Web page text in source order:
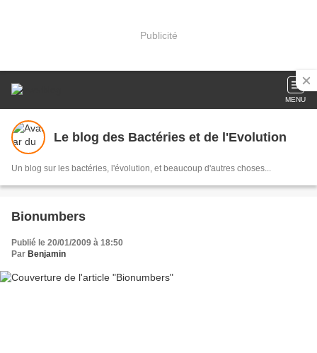
Publicité
MENU
Le blog des Bactéries et de l'Evolution
Un blog sur les bactéries, l'évolution, et beaucoup d'autres choses...
Bionumbers
Publié le 20/01/2009 à 18:50
Par Benjamin